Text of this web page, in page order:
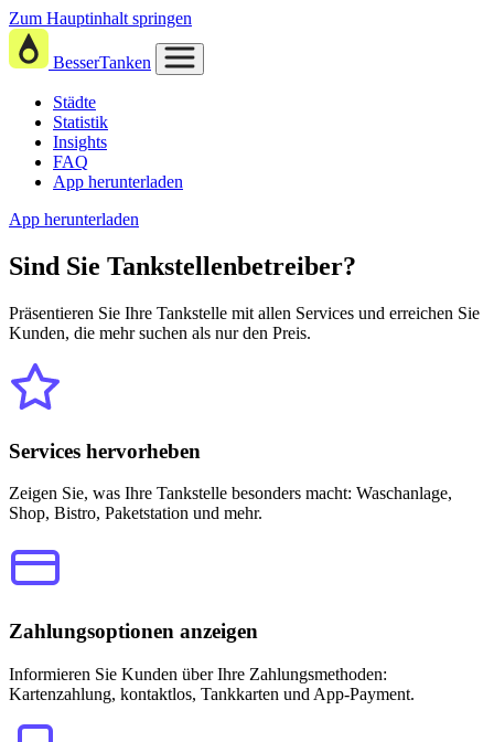
Zum Hauptinhalt springen
BesserTanken
Städte
Statistik
Insights
FAQ
App herunterladen
App herunterladen
Sind Sie Tankstellenbetreiber?
Präsentieren Sie Ihre Tankstelle mit allen Services und erreichen Sie
Kunden, die mehr suchen als nur den Preis.
Services hervorheben
Zeigen Sie, was Ihre Tankstelle besonders macht: Waschanlage,
Shop, Bistro, Paketstation und mehr.
Zahlungsoptionen anzeigen
Informieren Sie Kunden über Ihre Zahlungsmethoden:
Kartenzahlung, kontaktlos, Tankkarten und App-Payment.